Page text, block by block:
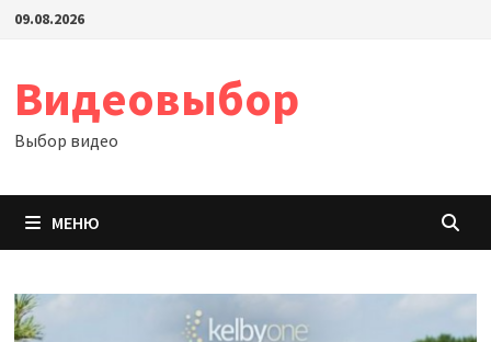
Перейти
09.08.2026
Видеовыбор
Выбор видео
МЕНЮ